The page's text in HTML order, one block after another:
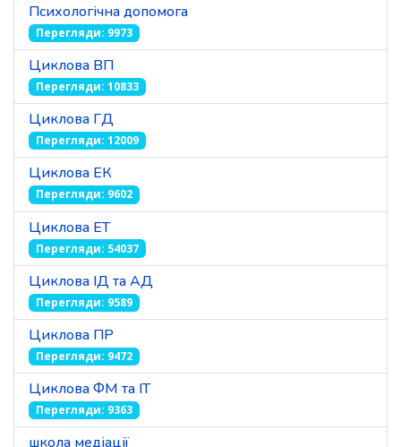
Психологічна допомога
Перегляди: 9973
Циклова ВП
Перегляди: 10833
Циклова ГД
Перегляди: 12009
Циклова ЕК
Перегляди: 9602
Циклова ЕТ
Перегляди: 54037
Циклова ІД та АД
Перегляди: 9589
Циклова ПР
Перегляди: 9472
Циклова ФМ та ІТ
Перегляди: 9363
школа медіації